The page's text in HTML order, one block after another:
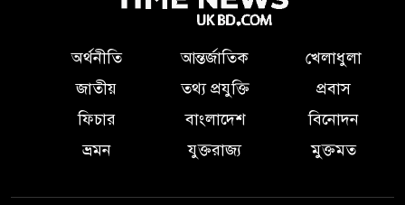
অর্থনীতি আন্তর্জাতিক
খেলাধুলা
জাতীয়
তথ্য প্রযুক্তি
প্রবাস
ফিচার
বাংলাদেশ
বিনোদন
ভ্রমন
যুক্তরাজ্য মুক্তমত